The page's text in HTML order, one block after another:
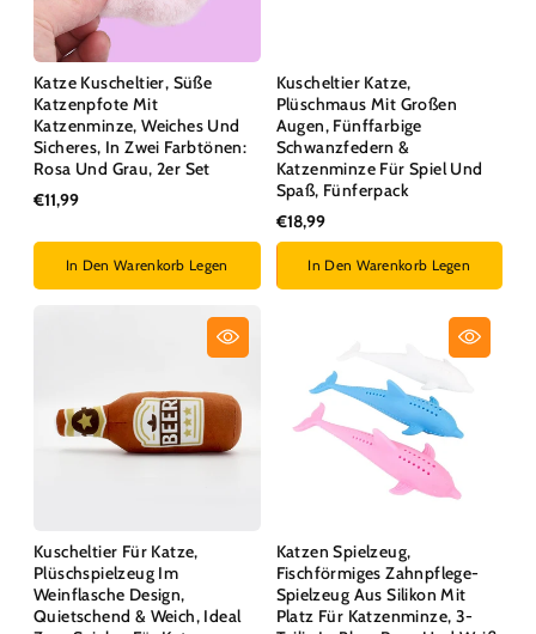
Katze Kuscheltier, Süße
Katzenpfote Mit
Katzenminze, Weiches Und
Sicheres, In Zwei Farbtönen:
Rosa Und Grau, 2er Set
€11,99
In Den Warenkorb Legen
Kuscheltier Katze,
Plüschmaus Mit Großen
Augen, Fünffarbige
Schwanzfedern &
Katzenminze Für Spiel Und
Spaß, Fünferpack
€18,99
In Den Warenkorb Legen
Kuscheltier Für Katze,
Plüschspielzeug Im
Weinflasche Design,
Quietschend & Weich, Ideal
Katzen Spielzeug,
Fischförmiges Zahnpflege-
Spielzeug Aus Silikon Mit
Platz Für Katzenminze, 3-